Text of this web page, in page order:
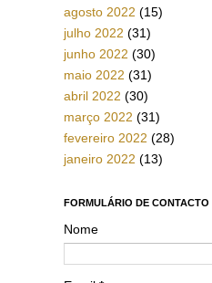
agosto 2022 (15)
julho 2022 (31)
junho 2022 (30)
maio 2022 (31)
abril 2022 (30)
março 2022 (31)
fevereiro 2022 (28)
janeiro 2022 (13)
FORMULÁRIO DE CONTACTO
Nome